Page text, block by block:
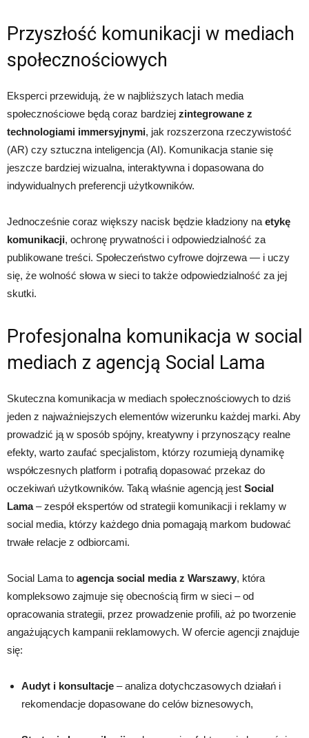
Przyszłość komunikacji w mediach
społecznościowych
Eksperci przewidują, że w najbliższych latach media
społecznościowe będą coraz bardziej zintegrowane z
technologiami immersyjnymi, jak rozszerzona rzeczywistość
(AR) czy sztuczna inteligencja (AI). Komunikacja stanie się
jeszcze bardziej wizualna, interaktywna i dopasowana do
indywidualnych preferencji użytkowników.
Jednocześnie coraz większy nacisk będzie kładziony na etykę
komunikacji, ochronę prywatności i odpowiedzialność za
publikowane treści. Społeczeństwo cyfrowe dojrzewa — i uczy
się, że wolność słowa w sieci to także odpowiedzialność za jej
skutki.
Profesjonalna komunikacja w social
mediach z agencją Social Lama
Skuteczna komunikacja w mediach społecznościowych to dziś
jeden z najważniejszych elementów wizerunku każdej marki. Aby
prowadzić ją w sposób spójny, kreatywny i przynoszący realne
efekty, warto zaufać specjalistom, którzy rozumieją dynamikę
współczesnych platform i potrafią dopasować przekaz do
oczekiwań użytkowników. Taką właśnie agencją jest Social
Lama– zespół ekspertów od strategii komunikacji i reklamy w
social media, którzy każdego dnia pomagają markom budować
trwałe relacje z odbiorcami.
Social Lama to agencja social media z Warszawy, która
kompleksowo zajmuje się obecnością firm w sieci – od
opracowania strategii, przez prowadzenie profili, aż po tworzenie
angażujących kampanii reklamowych. W ofercie agencji znajduje
się:
Audyt i konsultacje – analiza dotychczasowych działań i
rekomendacje dopasowane do celów biznesowych,